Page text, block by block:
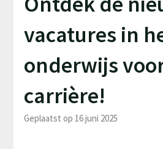
vacatures in
onderwijs
carrière!
Geplaatst op 16 juni 2025